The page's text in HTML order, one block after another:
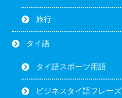
旅行
タイ語
タイ語スポーツ用語
ビジネスタイ語フレーズ